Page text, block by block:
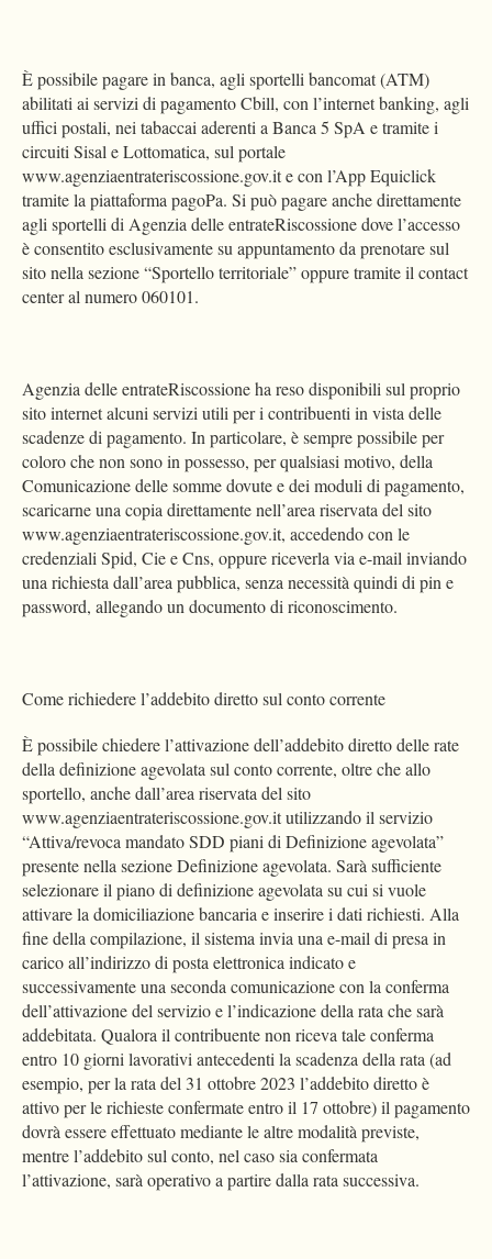
È possibile pagare in banca, agli sportelli bancomat (ATM)
abilitati ai servizi di pagamento Cbill, con l’internet banking, agli
uffici postali, nei tabaccai aderenti a Banca 5 SpA e tramite i
circuiti Sisal e Lottomatica, sul portale
www.agenziaentrateriscossione.gov.it e con l’App Equiclick
tramite la piattaforma pagoPa. Si può pagare anche direttamente
agli sportelli di Agenzia delle entrateRiscossione dove l’accesso
è consentito esclusivamente su appuntamento da prenotare sul
sito nella sezione “Sportello territoriale” oppure tramite il contact
center al numero 060101.
Agenzia delle entrateRiscossione ha reso disponibili sul proprio
sito internet alcuni servizi utili per i contribuenti in vista delle
scadenze di pagamento. In particolare, è sempre possibile per
coloro che non sono in possesso, per qualsiasi motivo, della
Comunicazione delle somme dovute e dei moduli di pagamento,
scaricarne una copia direttamente nell’area riservata del sito
www.agenziaentrateriscossione.gov.it, accedendo con le
credenziali Spid, Cie e Cns, oppure riceverla via e-mail inviando
una richiesta dall’area pubblica, senza necessità quindi di pin e
password, allegando un documento di riconoscimento.
Come richiedere l’addebito diretto sul conto corrente
È possibile chiedere l’attivazione dell’addebito diretto delle rate
della definizione agevolata sul conto corrente, oltre che allo
sportello, anche dall’area riservata del sito
www.agenziaentrateriscossione.gov.it utilizzando il servizio
“Attiva/revoca mandato SDD piani di Definizione agevolata”
presente nella sezione Definizione agevolata. Sarà sufficiente
selezionare il piano di definizione agevolata su cui si vuole
attivare la domiciliazione bancaria e inserire i dati richiesti. Alla
fine della compilazione, il sistema invia una e-mail di presa in
carico all’indirizzo di posta elettronica indicato e
successivamente una seconda comunicazione con la conferma
dell’attivazione del servizio e l’indicazione della rata che sarà
addebitata. Qualora il contribuente non riceva tale conferma
entro 10 giorni lavorativi antecedenti la scadenza della rata (ad
esempio, per la rata del 31 ottobre 2023 l’addebito diretto è
attivo per le richieste confermate entro il 17 ottobre) il pagamento
dovrà essere effettuato mediante le altre modalità previste,
mentre l’addebito sul conto, nel caso sia confermata
l’attivazione, sarà operativo a partire dalla rata successiva.